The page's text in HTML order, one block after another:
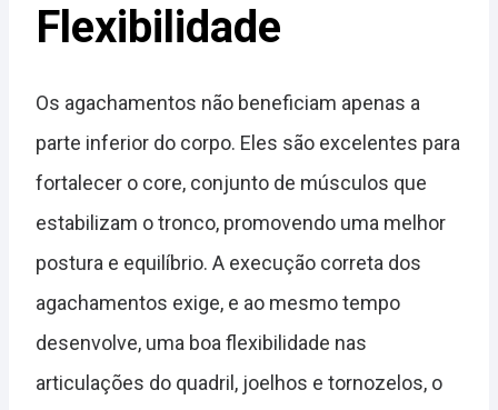
Flexibilidade
Os agachamentos não beneficiam apenas a
parte inferior do corpo. Eles são excelentes para
fortalecer o core, conjunto de músculos que
estabilizam o tronco, promovendo uma melhor
postura e equilíbrio. A execução correta dos
agachamentos exige, e ao mesmo tempo
desenvolve, uma boa flexibilidade nas
articulações do quadril, joelhos e tornozelos, o